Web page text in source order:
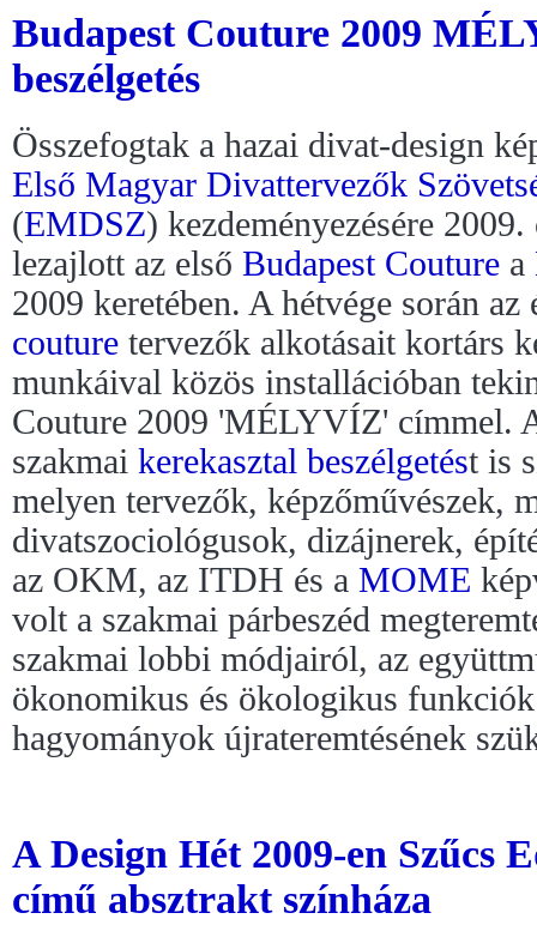
Budapest Couture 2009
beszélgetés
Összefogtak a hazai divat-design
Első Magyar Divattervezők
(EMDSZ) kezdeményezésére
lezajlott az első Budapest Couture a
2009 keretében. A hétvége során
couture tervezők alkotásait kortárs
munkáival közös installációban
Couture 2009 'MÉLYVÍZ' címmel.
szakmai kerekasztal beszélgetést is
melyen tervezők, képzőművészek,
divatszociológusok, dizájnerek,
az OKM, az ITDH és a MOME
volt a szakmai párbeszéd
szakmai lobbi módjairól, az
ökonomikus és ökologikus funkciók
hagyományok újrateremtésének
A Design Hét 2009-en Szűcs
című absztrakt színháza